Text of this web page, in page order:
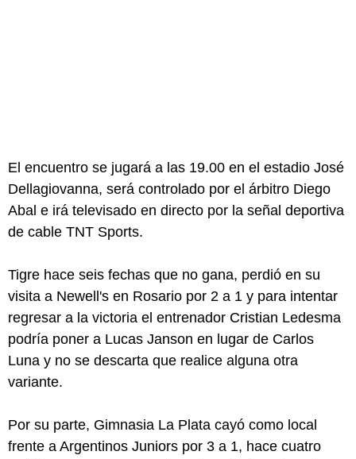
El encuentro se jugará a las 19.00 en el estadio José
Dellagiovanna, será controlado por el árbitro Diego
Abal e irá televisado en directo por la señal deportiva
de cable TNT Sports.
Tigre hace seis fechas que no gana, perdió en su
visita a Newell's en Rosario por 2 a 1 y para intentar
regresar a la victoria el entrenador Cristian Ledesma
podría poner a Lucas Janson en lugar de Carlos
Luna y no se descarta que realice alguna otra
variante.
Por su parte, Gimnasia La Plata cayó como local
frente a Argentinos Juniors por 3 a 1, hace cuatro